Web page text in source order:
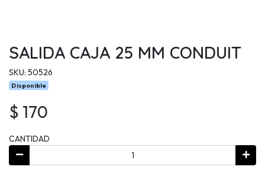
SALIDA CAJA 25 MM CONDUIT
SKU: 50526
Disponible
$ 170
CANTIDAD